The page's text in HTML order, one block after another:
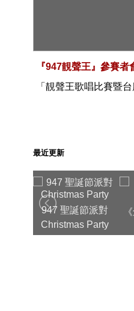
『947靚聲王』參賽者
「靚聲王歌唱比賽暨
最近更新
947 聖誕節派對
Christmas Party